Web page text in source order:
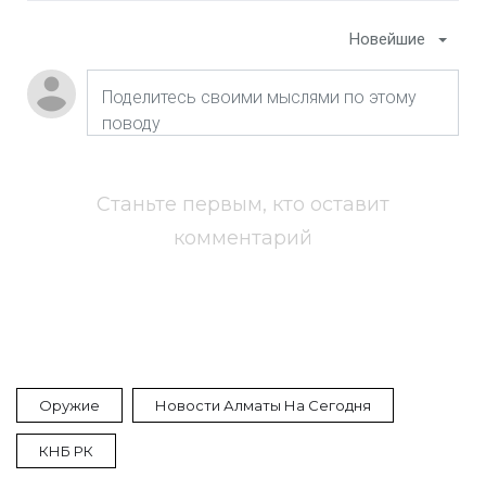
Новейшие
Станьте первым, кто оставит
комментарий
Оружие Новости Алматы На Сегодня
КНБ РК